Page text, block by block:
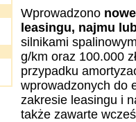
Wprowadzono
leasingu, najmu
silnikami
g/km oraz 100.000
przypadku
wprowadzonych do
zakresie leasingu i
także zawarte